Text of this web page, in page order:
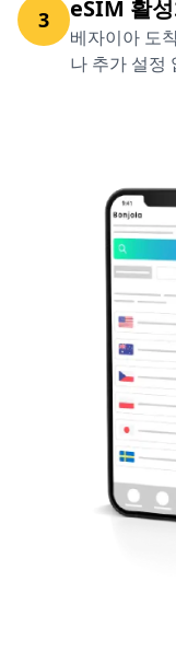
3 eSIM 활
베자이아 도
나 추가 설정